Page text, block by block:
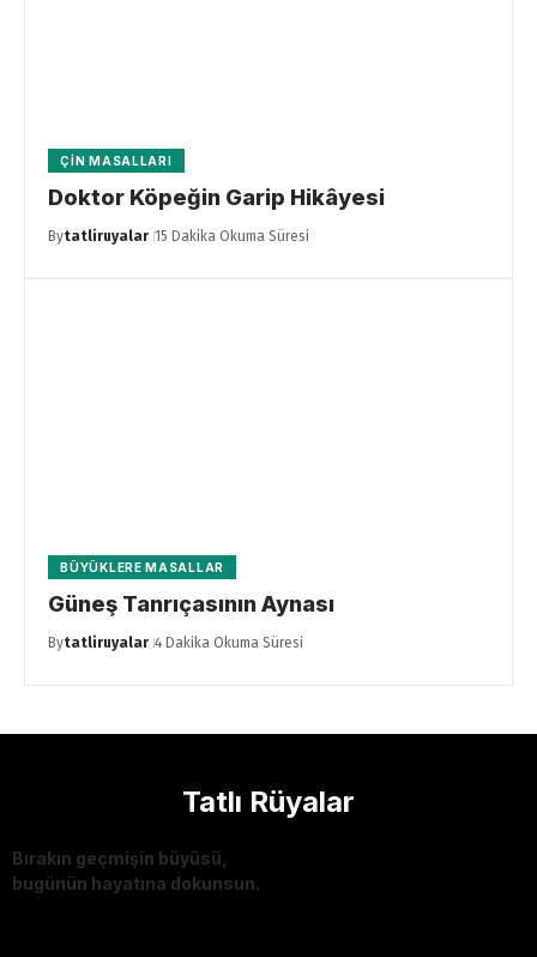
ÇIN MASALLARI
Doktor Köpeğin Garip Hikâyesi
Bytatliruyalar 15 Dakika Okuma Süresi
BÜYÜKLERE MASALLAR
Güneş Tanrıçasının Aynası
Bytatliruyalar 4 Dakika Okuma Süresi
Tatlı Rüyalar
Bırakın geçmişin büyüsü,
bugünün hayatına dokunsun.